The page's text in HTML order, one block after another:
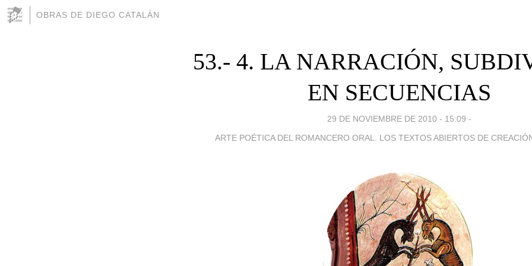
OBRAS DE DIEGO CATALÁN
53.- 4. LA NARRACIÓN,
EN SECUENCIAS
29 DE NOVIEMBRE DE 2010 - 15:09 -
ARTE POÉTICA DEL ROMANCERO ORAL. LOS TEXTOS ABIERTOS DE